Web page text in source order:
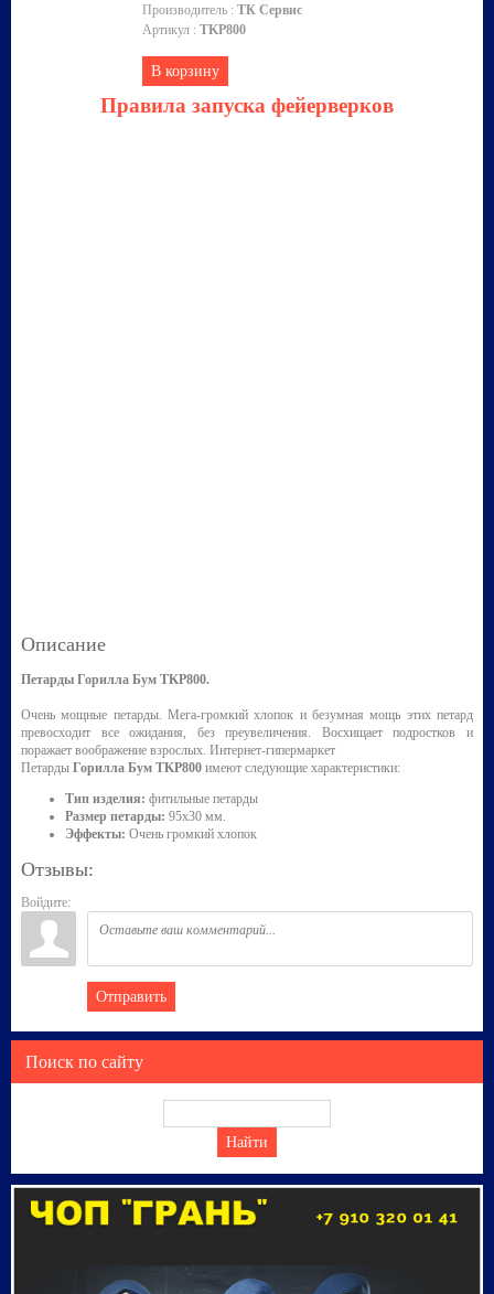
Производитель : ТК Сервис
Артикул : TKP800
В корзину
Правила запуска фейерверков
Описание
Петарды Горилла Бум TKP800.
Очень мощные петарды. Мега-громкий хлопок и безумная мощь этих петард
превосходит все ожидания, без преувеличения. Восхищает подростков и
поражает воображение взрослых. Интернет-гипермаркет
Петарды Горилла Бум TKP800 имеют следующие характеристики:
Тип изделия: фитильные петарды
Размер петарды: 95х30 мм.
Эффекты: Очень громкий хлопок
Отзывы:
Войдите:
Отправить
Поиск по сайту